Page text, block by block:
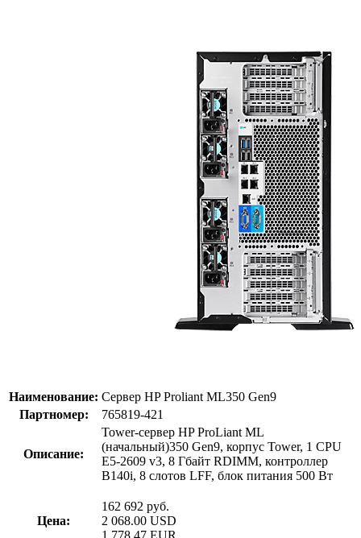
Наименование: Сервер HP Proliant ML350 Gen9
Партномер:
765819-421
Описание:
Tower-сервер HP ProLiant ML
(начальный)350 Gen9, корпус Tower, 1 CPU
E5-2609 v3, 8 Гбайт RDIMM, контроллер
B140i, 8 слотов LFF, блок питания 500 Вт
Цена:
162 692 руб.
2 068.00 USD
1 778.47 EUR